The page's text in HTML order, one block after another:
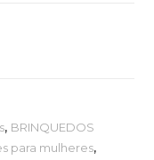
, BRINQUEDOS
para mulheres,